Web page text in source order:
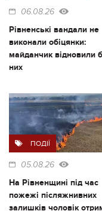
06.08.26
Рівненські вандали не
виконали обіцянки:
майданчик відновили
них
ПОДІЇ
05.08.26
На Рівненщині під час
пожежі післяжнивних
залишків чоловік